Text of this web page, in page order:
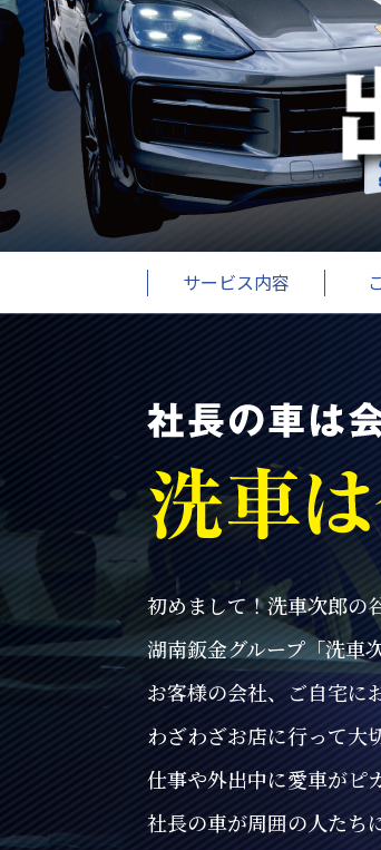
サービス内容
初めまして！洗車次郎の
湖南鈑金グループ「洗車
お客様の会社、ご自宅に
わざわざお店に行って大
仕事や外出中に愛車がピ
社長の車が周囲の人たち